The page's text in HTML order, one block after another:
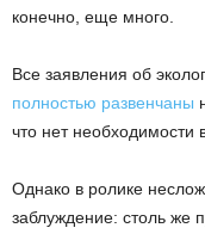
конечно, еще много.
Все заявления об
полностью развенчаны
что нет необходимости
Однако в ролике
заблуждение: столь